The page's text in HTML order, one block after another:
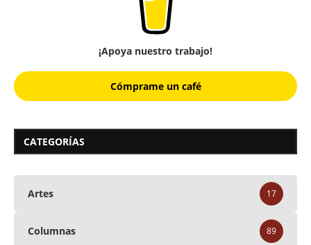
¡Apoya nuestro trabajo!
Cómprame un café
CATEGORÍAS
Artes 17
Columnas 89